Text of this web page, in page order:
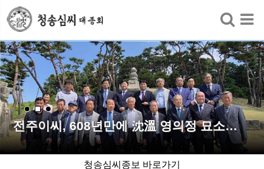
검색
전주이씨, 608년만에 沈溫 영의정 묘소…
청송심씨종보 바로가기